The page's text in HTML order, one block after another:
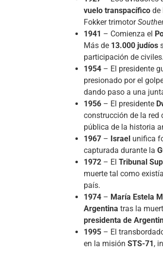
vuelo transpacífico de
Fokker trimotor
1941 – Comienza el
Más de 13.000 judíos
participación de civiles.
1954 – El presidente
presionado por el
dando paso a una
1956 – El presidente
construcción de la red
pública de la historia
1967 – Israel unifica
capturada durante la
1972 – El Tribunal
muerte tal como
país.
1974 – María Estela
Argentina tras la
presidenta de
1995 – El
en la misión STS-71,